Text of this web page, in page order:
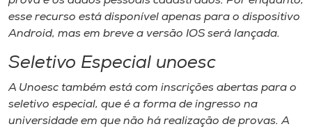
esse recurso está disponível apenas para o dispositivo
Android, mas em breve a versão IOS será lançada.
Seletivo Especial unoesc
A Unoesc também está com inscrições abertas para o
seletivo especial, que é a forma de ingresso na
universidade em que não há realização de provas. A